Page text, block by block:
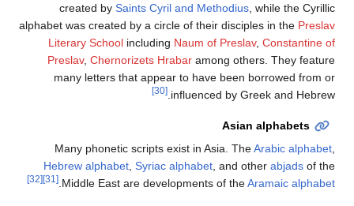
created by Saints Cyril and Methodius , while the Cyrillic
alphabet was created by a circle of their disciples in the Preslav
Literary School including Naum of Preslav, Constantine of
Preslav, Chernorizets Hrabar among others. They feature
many letters that appear to have been borrowed from or
influenced by Greek and Hebrew.
[30]
Asian alphabets
Many phonetic scripts exist in Asia. TheArabic alphabet,
Hebrew alphabet, Syriac alphabet, and other abjads of the
Middle East are developments of theAramaic alphabet
.
[31]
[32]